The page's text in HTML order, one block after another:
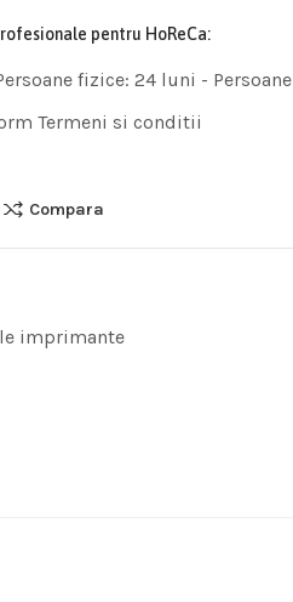
pentru HoReCa:
fizice: 24 luni -
Termeni si conditii
Compara
imprimante